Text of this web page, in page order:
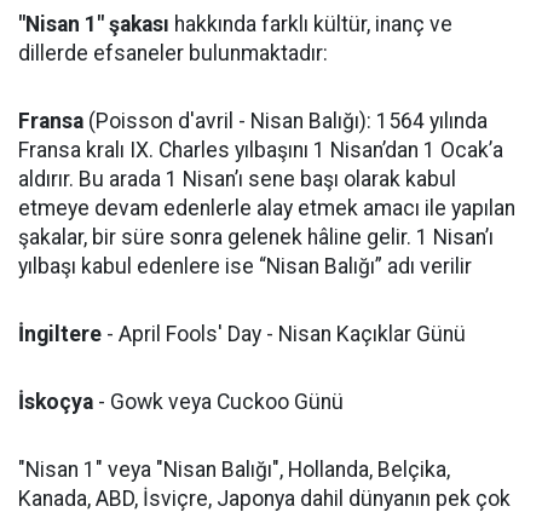
"Nisan 1" şakası hakkında farklı kültür, inanç ve
dillerde efsaneler bulunmaktadır:
Fransa (Poisson d'avril - Nisan Balığı): 1564 yılında
Fransa kralı IX. Charles yılbaşını 1 Nisan’dan 1 Ocak’a
aldırır. Bu arada 1 Nisan’ı sene başı olarak kabul
etmeye devam edenlerle alay etmek amacı ile yapılan
şakalar, bir süre sonra gelenek hâline gelir. 1 Nisan’ı
yılbaşı kabul edenlere ise “Nisan Balığı” adı verilir
İngiltere - April Fools' Day - Nisan Kaçıklar Günü
İskoçya - Gowk veya Cuckoo Günü
"Nisan 1" veya "Nisan Balığı", Hollanda, Belçika,
Kanada, ABD, İsviçre, Japonya dahil dünyanın pek çok